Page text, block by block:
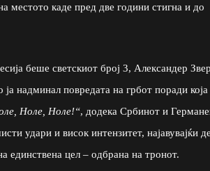
местото каде пред две години стигна и до
беше светскиот број 3, Александер
надминал повредата на грбот поради која
Ноле, Ноле!“, додека Србинот и
удари и висок интензитет, најавувајќи
единствена цел – одбрана на тронот.